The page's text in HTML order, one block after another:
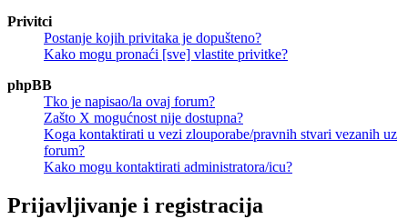
Privitci
Postanje kojih privitaka je dopušteno?
Kako mogu pronaći [sve] vlastite privitke?
phpBB
Tko je napisao/la ovaj forum?
Zašto X mogućnost nije dostupna?
Koga kontaktirati u vezi zlouporabe/pravnih stvari vezanih uz
forum?
Kako mogu kontaktirati administratora/icu?
Prijavljivanje i registracija